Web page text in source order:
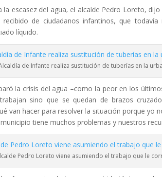
escasez del agua, el alcalde Pedro Loreto,
de ciudadanos infantinos, que
líquido.
de Infante realiza sustitución de tuberías en la
la crisis del agua –como la peor en los
sino que se quedan de brazos
van hacer para resolver la situación porque yo
tiene muchos problemas y nuestros
Pedro Loreto viene asumiendo el trabajo que le